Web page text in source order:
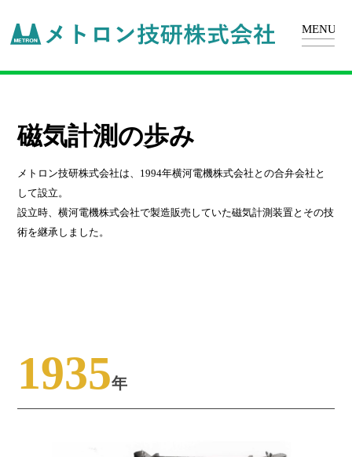
磁気計測の歩み
メトロン技研株式会社は、1994年横河電機株式会社との合弁会社と
して設立。
設立時、横河電機株式会社で製造販売していた磁気計測装置とその技
術を継承しました。
1935年